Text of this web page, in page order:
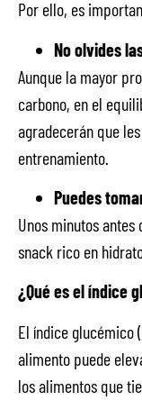
Por ello, es
No olvides
Aunque la mayor
carbono, en el
agradecerán que
entrenamiento.
Puedes
Unos minutos
snack rico en
¿Qué es el índice
El índice glucémico
alimento puede
los alimentos que